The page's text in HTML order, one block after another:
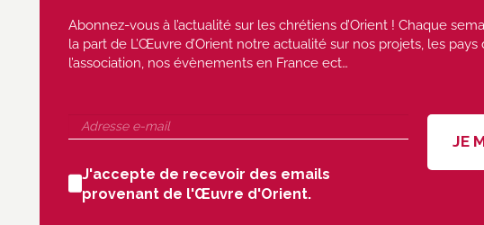
Abonnez-vous à l’actualité sur les chrétiens d’Orient ! Chaque
la part de L’Œuvre d’Orient notre actualité sur nos projets, les pays
l’association, nos évènements en France ect…
J'accepte de recevoir des emails
provenant de l'Œuvre d'Orient.